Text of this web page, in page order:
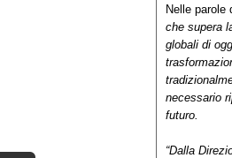
Nelle parole
che supera
globali di
necessario
futuro.
“Dalla